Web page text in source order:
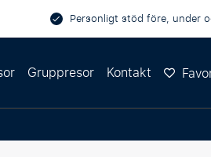
Personligt stöd före, under
Gruppresor Kontakt